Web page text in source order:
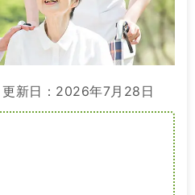
更新日：2026年7月28日